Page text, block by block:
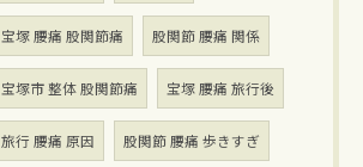
宝塚 腰痛 股関節痛 股関節 腰痛 関係
宝塚市 整体 股関節痛 宝塚 腰痛 旅行後
旅行 腰痛 原因 股関節 腰痛 歩きすぎ